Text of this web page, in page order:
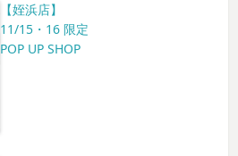
【姪浜店】
11/15・16 限定
POP UP SHOP